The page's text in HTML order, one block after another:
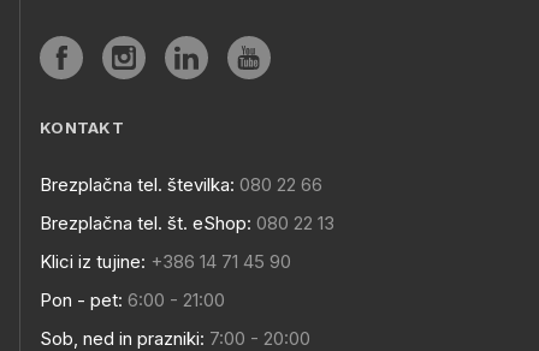
KONTAKT
Brezplačna tel. številka: 080 22 66
Brezplačna tel. št. eShop: 080 22 13
Klici iz tujine: +386 14 71 45 90
Pon - pet: 6:00 - 21:00
Sob, ned in prazniki: 7:00 - 20:00